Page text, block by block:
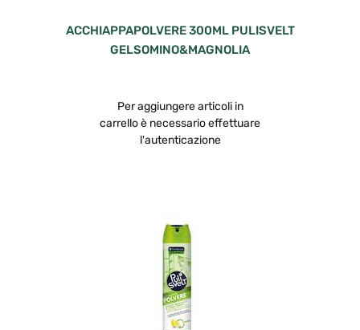
ACCHIAPPAPOLVERE 300ML PULISVELT
GELSOMINO&MAGNOLIA
Per aggiungere articoli in
carrello è necessario effettuare
l'autenticazione